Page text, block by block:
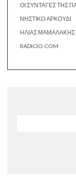
ΟΙ ΣΥΝΤΑΓΈΣ ΤΗΣ
ΝΗΣΤΙΚΌ ΑΡΚΟΎΔΙ
ΗΛΊΑΣ ΜΑΜΑΛΆΚΗΣ
RADICIO.COM